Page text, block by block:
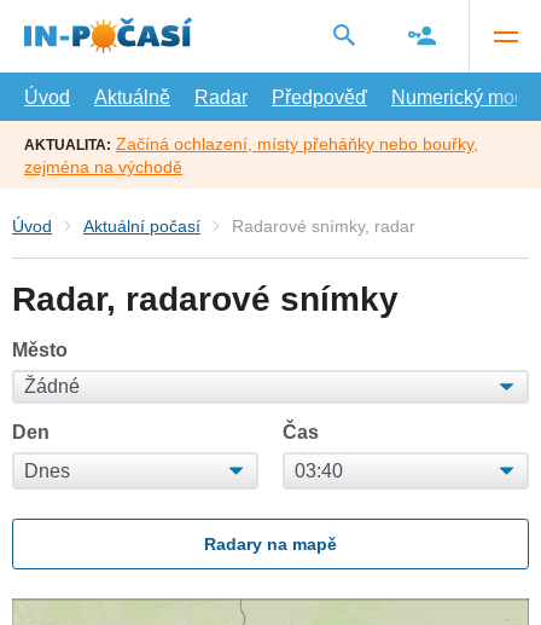
hlavní
Úvod
Aktuálně Radar Předpověď Numerický model
AKTUALITA: Začíná ochlazení, místy přeháňky nebo bouřky,
zejména na východě
Úvod Aktuální počasí Radarové snímky, radar
Radar, radarové snímky
Město
Den Čas
Radary na mapě